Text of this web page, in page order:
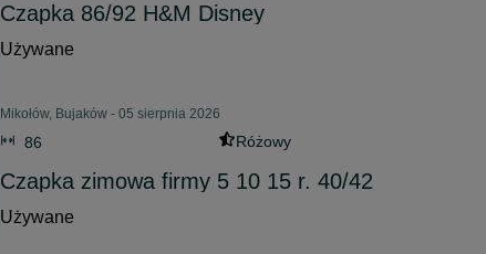
Czapka 86/92 H&M Disney
Używane
Mikołów, Bujaków - 05 sierpnia 2026
86 Różowy
Czapka zimowa firmy 5 10 15 r. 40/42
Używane